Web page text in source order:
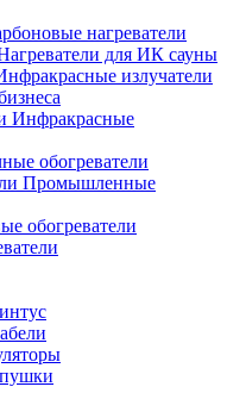
нагреватели
для ИК сауны
излучатели
Инфракрасные
обогреватели
Промышленные
обогреватели